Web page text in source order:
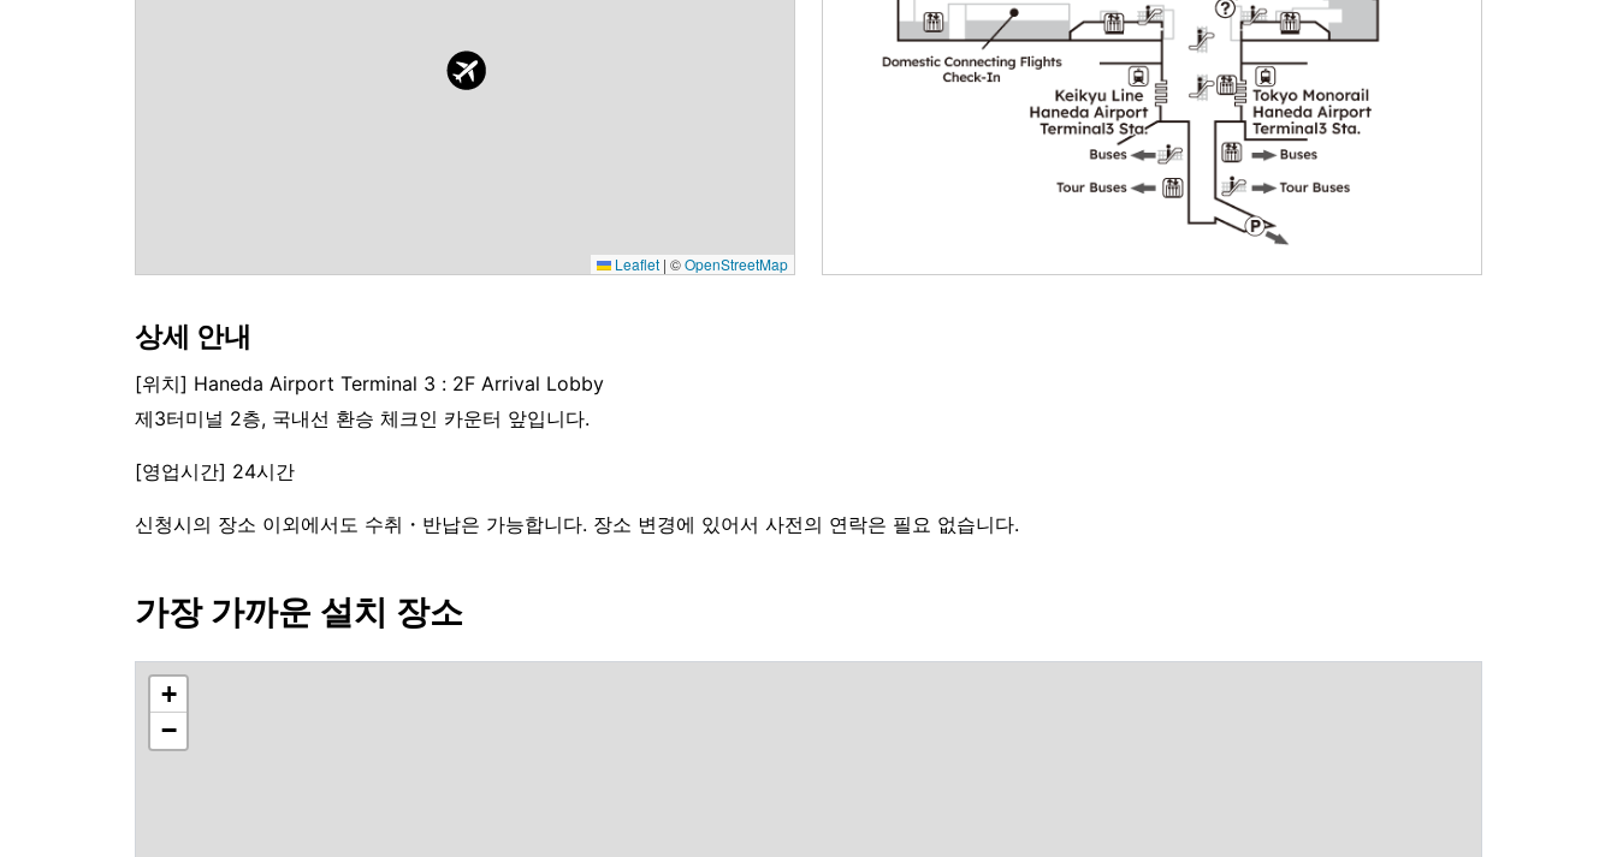
Leaflet | ©OpenStreetMap
상세 안내
[위치] Haneda Airport Terminal 3 : 2F Arrival Lobby
제3터미널 2층, 국내선 환승 체크인 카운터 앞입니다.
[영업시간] 24시간
신청시의 장소 이외에서도 수취・반납은 가능합니다. 장소 변경에 있어서 사전의 연락은 필요 없습니다.
가장 가까운 설치 장소
+
−